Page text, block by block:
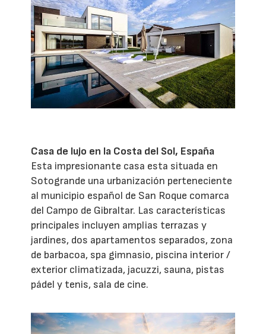
Casa de lujo en la Costa del Sol, España
Esta impresionante casa esta situada en
Sotogrande una urbanización perteneciente
al municipio español de San Roque comarca
del Campo de Gibraltar. Las características
principales incluyen amplias terrazas y
jardines, dos apartamentos separados, zona
de barbacoa, spa gimnasio, piscina interior /
exterior climatizada, jacuzzi, sauna, pistas
pádel y tenis, sala de cine.